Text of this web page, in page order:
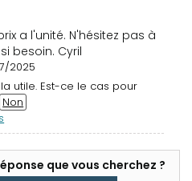
a l'unité. N'hésitez pas à
besoin. Cyril
2025
utile. Est-ce le cas pour
Non
que vous cherchez ?